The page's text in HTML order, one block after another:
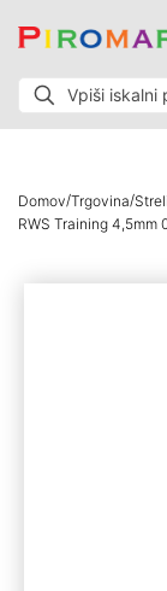
Domov/Trgovina/
RWS Training 4,5mm